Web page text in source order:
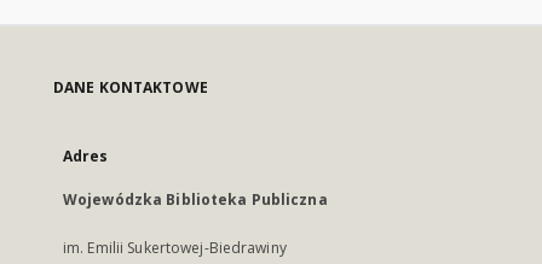
DANE KONTAKTOWE
Adres
Wojewódzka Biblioteka Publiczna
im. Emilii Sukertowej-Biedrawiny